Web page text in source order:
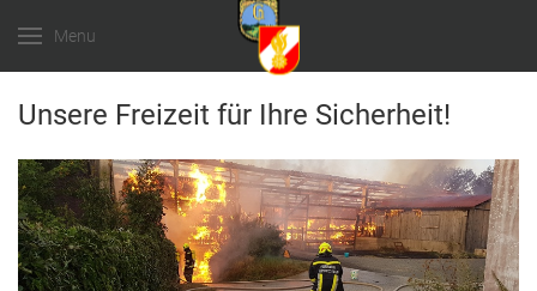
Menu
Unsere Freizeit für Ihre Sicherheit!